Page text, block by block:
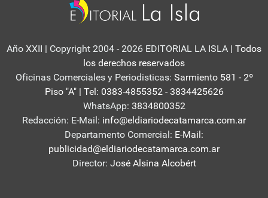
Año XXII | Copyright 2004 - 2026 EDITORIAL LA ISLA | Todos
los derechos reservados
Oficinas Comerciales y Periodisticas: Sarmiento 581 - 2º
Piso "A" | Tel: 0383-4855352 - 3834425626
WhatsApp: 3834800352
Redacción: E-Mail: info@eldiariodecatamarca.com.ar
Departamento Comercial: E-Mail:
publicidad@eldiariodecatamarca.com.ar
Director: José Alsina Alcobért